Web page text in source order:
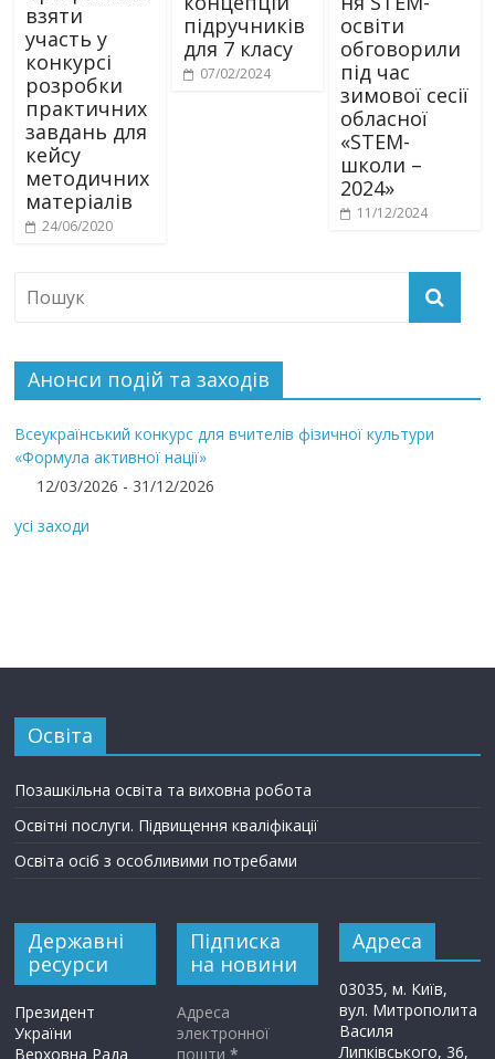
взяти
участь у
конкурсі
розробки
практичних
завдань для
кейсу
методичних
матеріалів
24/06/2020
підручників
для 7 класу
07/02/2024
освіти
обговорили
під час
зимової сесії
обласної
«STEM-
школи –
2024»
11/12/2024
Анонси подій та заходів
Всеукраїнський конкурс для вчителів фізичної культури
«Формула активної нації»
12/03/2026 - 31/12/2026
усі заходи
Освіта
Позашкільна освіта та виховна робота
Освітні послуги. Підвищення кваліфікації
Освіта осіб з особливими потребами
Державні
ресурси
Президент
України
Верховна Рада
Підписка
на новини
Адреса
электронної
пошти*
Адреса
03035, м. Київ,
вул. Митрополита
Василя
Липківського, 36,